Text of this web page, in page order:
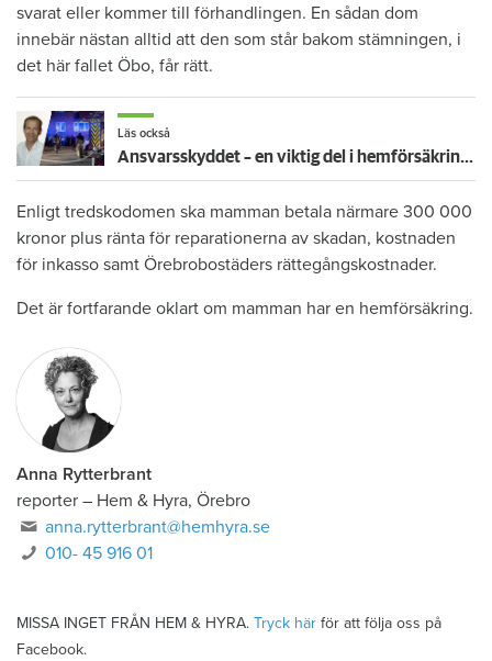
svarat eller kommer till förhandlingen. En sådan dom
innebär nästan alltid att den som står bakom stämningen, i
det här fallet Öbo, får rätt.
Läs också
Ansvarsskyddet – en viktig del i hemförsäkringen
Enligt tredskodomen ska mamman betala närmare 300 000
kronor plus ränta för reparationerna av skadan, kostnaden
för inkasso samt Örebrobostäders rättegångskostnader.
Det är fortfarande oklart om mamman har en hemförsäkring.
Anna Rytterbrant
reporter – Hem & Hyra, Örebro
anna.rytterbrant@hemhyra.se
010- 45 916 01
MISSA INGET FRÅN HEM & HYRA. Tryck här för att följa oss på
Facebook.